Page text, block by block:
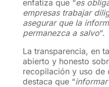
enfatiza que “es
empresas trabajar
asegurar que la
permanezca a salvo“.
La transparencia, en
abierto y honesto
recopilación y uso de
destaca que “